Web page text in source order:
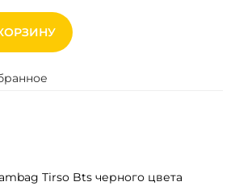
Tirso Bts черного цвета